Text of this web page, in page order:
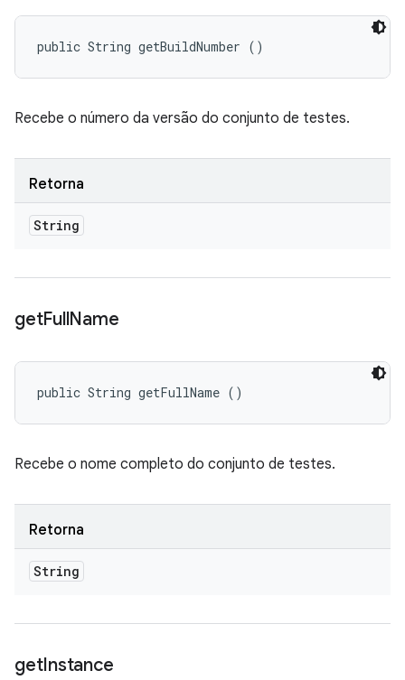
public String getBuildNumber ()
Recebe o número da versão do conjunto de testes.
Retorna
String
getFullName
public String getFullName ()
Recebe o nome completo do conjunto de testes.
Retorna
String
getInstance